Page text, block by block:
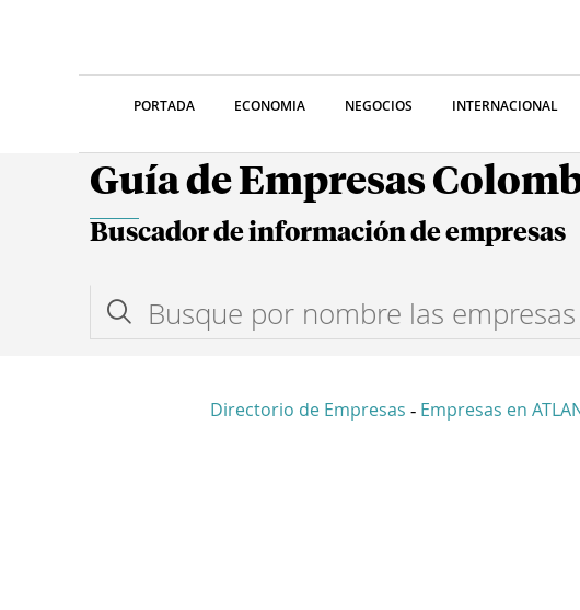
PORTADA ECONOMIA NEGOCIOS INTERNACIONAL
Guía de Empresas
Buscador de información de empresas
Directorio de Empresas - Empresas en